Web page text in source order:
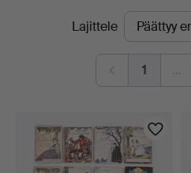
Käynnissä
huutokaupat
Lajittele
1 …